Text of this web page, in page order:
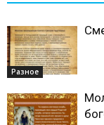
Разное